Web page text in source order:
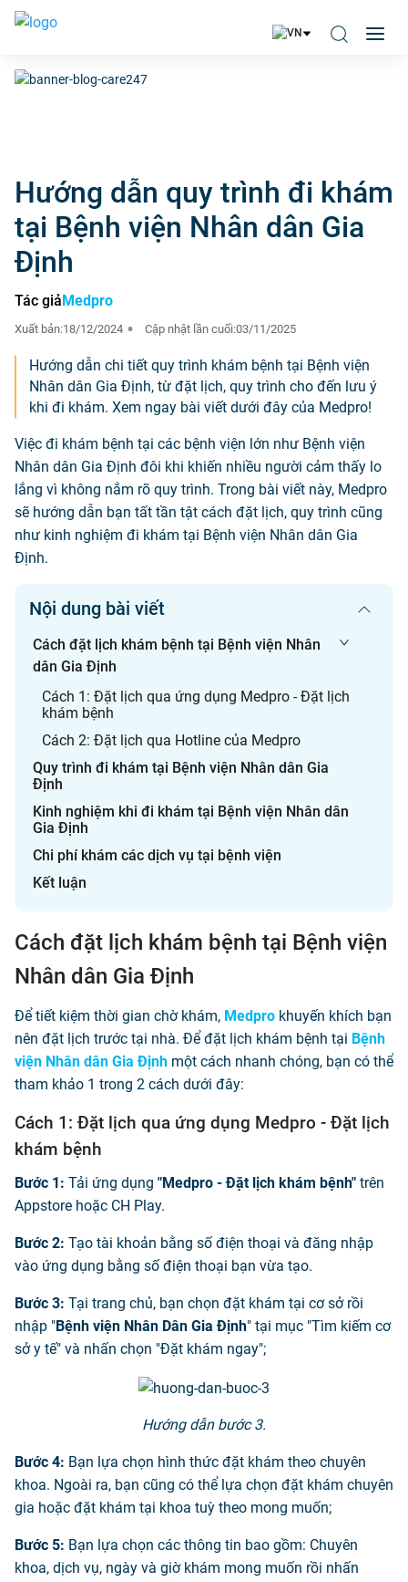
Hướng dẫn quy trình đi khám
tại Bệnh viện Nhân dân Gia
Định
Tác giảMedpro
Xuất bản:18/12/2024 Cập nhật lần cuối:03/11/2025
Hướng dẫn chi tiết quy trình khám bệnh tại Bệnh viện
Nhân dân Gia Định, từ đặt lịch, quy trình cho đến lưu ý
khi đi khám. Xem ngay bài viết dưới đây của Medpro!
Việc đi khám bệnh tại các bệnh viện lớn như Bệnh viện
Nhân dân Gia Định đôi khi khiến nhiều người cảm thấy lo
lắng vì không nắm rõ quy trình. Trong bài viết này, Medpro
sẽ hướng dẫn bạn tất tần tật cách đặt lịch, quy trình cũng
như kinh nghiệm đi khám tại Bệnh viện Nhân dân Gia
Định.
Nội dung bài viết
Cách đặt lịch khám bệnh tại Bệnh viện Nhân
dân Gia Định
Cách 1: Đặt lịch qua ứng dụng Medpro - Đặt lịch
khám bệnh
Cách 2: Đặt lịch qua Hotline của Medpro
Quy trình đi khám tại Bệnh viện Nhân dân Gia
Định
Kinh nghiệm khi đi khám tại Bệnh viện Nhân dân
Gia Định
Chi phí khám các dịch vụ tại bệnh viện
Kết luận
Cách đặt lịch khám bệnh tại Bệnh viện
Nhân dân Gia Định
Để tiết kiệm thời gian chờ khám, Medpro khuyến khích bạn
nên đặt lịch trước tại nhà. Để đặt lịch khám bệnh tại Bệnh
viện Nhân dân Gia Định một cách nhanh chóng, bạn có thể
tham khảo 1 trong 2 cách dưới đây:
Cách 1: Đặt lịch qua ứng dụng Medpro - Đặt lịch
khám bệnh
Bước 1: Tải ứng dụng "Medpro - Đặt lịch khám bệnh" trên
Appstore hoặc CH Play.
Bước 2: Tạo tài khoản bằng số điện thoại và đăng nhập
vào ứng dụng bằng số điện thoại bạn vừa tạo.
Bước 3: Tại trang chủ, bạn chọn đặt khám tại cơ sở rồi
nhập "Bệnh viện Nhân Dân Gia Định" tại mục "Tìm kiếm cơ
sở y tế" và nhấn chọn "Đặt khám ngay";
Hướng dẫn bước 3.
Bước 4: Bạn lựa chọn hình thức đặt khám theo chuyên
khoa. Ngoài ra, bạn cũng có thể lựa chọn đặt khám chuyên
gia hoặc đặt khám tại khoa tuỳ theo mong muốn;
Bước 5: Bạn lựa chọn các thông tin bao gồm: Chuyên
khoa, dịch vụ, ngày và giờ khám mong muốn rồi nhấn